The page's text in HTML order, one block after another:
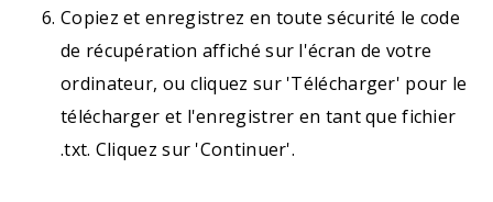
Copiez et enregistrez en toute sécurité le code
de récupération affiché sur l'écran de votre
ordinateur, ou cliquez sur 'Télécharger' pour le
télécharger et l'enregistrer en tant que fichier
.txt. Cliquez sur 'Continuer'.